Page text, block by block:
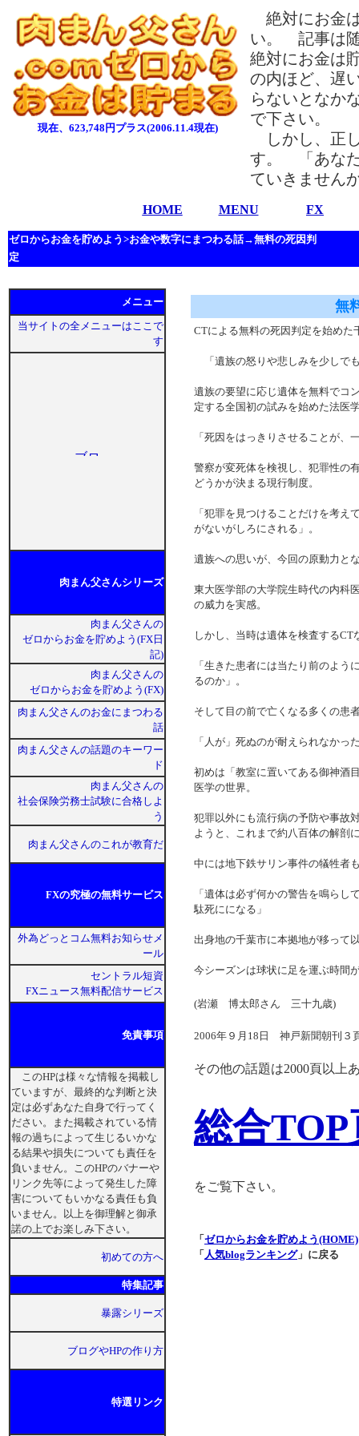
現在、623,748円プラス(2006.11.4現在)
絶対にお金
い。 記事は随
絶対にお金は
の内ほど、遅
らないとなか
で下さい。
しかし、正
す。 「あなた
ていきません
HOME MENU FX
ゼロからお金を貯めよう>お金や数字にまつわる話→無料の死因判
定
メニュー
当サイトの全メニューはここで
す
肉まん父さんシリーズ
肉まん父さんの
ゼロからお金を貯めよう(FX日
記)
肉まん父さんの
ゼロからお金を貯めよう(FX)
肉まん父さんのお金にまつわる
話
肉まん父さんの話題のキーワー
ド
肉まん父さんの
社会保険労務士試験に合格しよ
う
肉まん父さんのこれが教育だ
FXの究極の無料サービス
外為どっとコム無料お知らせメ
ール
セントラル短資
FXニュース無料配信サービス
免責事項
このHPは様々な情報を掲載し
ていますが、最終的な判断と決
定は必ずあなた自身で行ってく
ださい。また掲載されている情
報の過ちによって生じるいかな
る結果や損失についても責任を
負いません。このHPのバナーや
リンク先等によって発生した障
害についてもいかなる責任も負
いません。以上を御理解と御承
諾の上でお楽しみ下さい。
初めての方へ
特集記事
暴露シリーズ
ブログやHPの作り方
特選リンク
無
CTによる無料の死因判定を始めた
「遺族の怒りや悲しみを少しで
遺族の要望に応じ遺体を無料でコ
定する全国初の試みを始めた法医
「死因をはっきりさせることが
警察が変死体を検視し、犯罪性の
どうかが決まる現行制度。
「犯罪を見つけることだけを考え
がないがしろにされる」。
遺族への思いが、今回の原動力
東大医学部の大学院生時代の内科
の威力を実感。
しかし、当時は遺体を検査するCT
「生きた患者には当たり前のよう
るのか」。
そして目の前で亡くなる多くの患
「人が」死ぬのが耐えられなか
初めは「教室に置いてある御神酒
医学の世界。
犯罪以外にも流行病の予防や事故
ようと、これまで約八百体の解剖
中には地下鉄サリン事件の犠牲者
「遺体は必ず何かの警告を鳴らし
駄死にになる」
出身地の千葉市に本拠地が移って
今シーズンは球状に足を運ぶ
(岩瀬 博太郎さん 三十九歳)
2006年９月18日 神戸新聞朝刊３
その他の話題は2000頁以上
総合TOP
をご覧下さい。
「 ゼロからお金を貯めよう(HOME)
「 人気blogランキング」に戻る